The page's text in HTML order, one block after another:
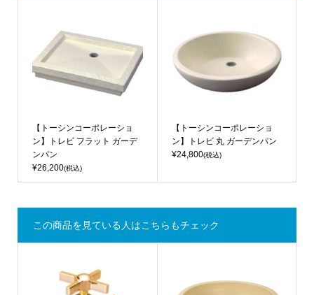
【トーシンコーポレーショ
ン】トレビ フラット ガーデ
ンパン
¥26,200(税込)
【トーシンコーポレーショ
ン】トレビ 丸 ガーデンパン
¥24,800(税込)
この商品を見ている人はこちらもチェック